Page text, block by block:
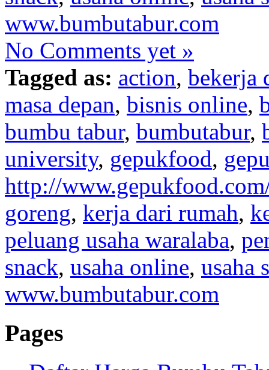
www.bumbutabur.com
No Comments yet »
Tagged as: action, bekerja
masa depan, bisnis online,
bumbu tabur, bumbutabur,
university, gepukfood,
http://
goreng, kerja dari rumah,
peluang usaha waralaba,
snack, usaha online, usaha
www.bumbutabur.com
Pages